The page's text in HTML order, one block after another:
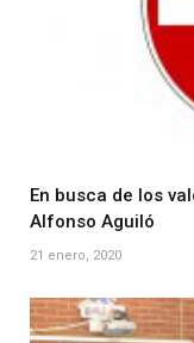
En busca de los
Alfonso Aguiló
21 enero, 2020